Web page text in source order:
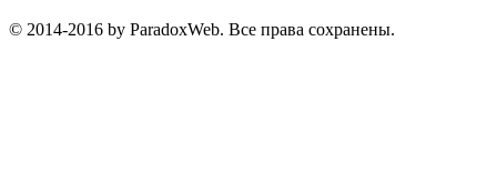
© 2014-2016 by ParadoxWeb. Все права сохранены.